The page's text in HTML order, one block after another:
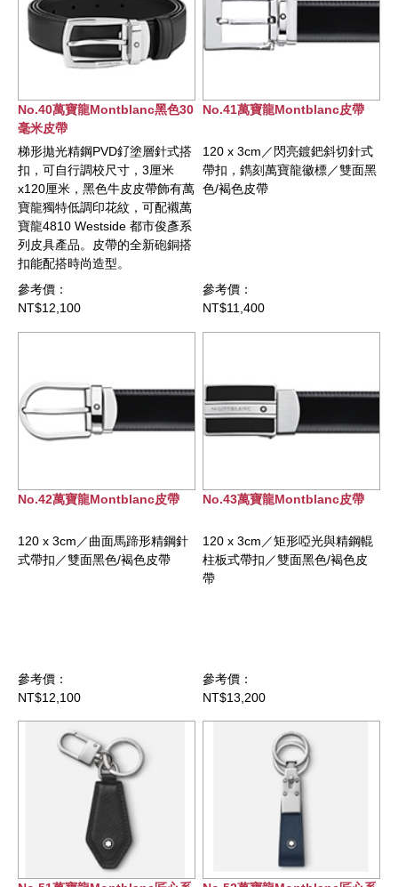
No.40萬寶龍Montblanc黑色30
毫米皮帶
梯形拋光精鋼PVD釕塗層針式搭
扣，可自行調校尺寸，3厘米
x120厘米，黑色牛皮皮帶飾有萬
寶龍獨特低調印花紋，可配襯萬
寶龍4810 Westside 都市俊彥系
列皮具產品。皮帶的全新砲銅搭
扣能配搭時尚造型。
參考價：
NT$12,100
No.41萬寶龍Montblanc皮帶
120 x 3cm／閃亮鍍鈀斜切針式
帶扣，鐫刻萬寶龍徽標／雙面黑
色/褐色皮帶
參考價：
NT$11,400
No.42萬寶龍Montblanc皮帶
120 x 3cm／曲面馬蹄形精鋼針
式帶扣／雙面黑色/褐色皮帶
參考價：
NT$12,100
No.43萬寶龍Montblanc皮帶
120 x 3cm／矩形啞光與精鋼輥
柱板式帶扣／雙面黑色/褐色皮
帶
參考價：
NT$13,200